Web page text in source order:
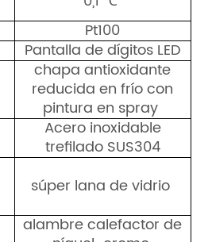
Pt100
Pantalla de dígitos LED
chapa antioxidante
reducida en frío con
pintura en spray
Acero inoxidable
trefilado SUS304
súper lana de vidrio
alambre calefactor de